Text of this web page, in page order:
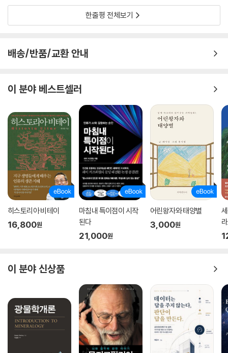
르치는 선생님으로서의 기질을 둘 다 가지고 있기 때문이다.
‘모든 사물의 이치’라는 ‘물리’의 정의에 따르듯 ‘물리학자’ 김상욱은 빈틈
질문에 함께 고민하는 사회 일원으로서, 답을 찾아가는 여정을 안내하는
- 장대익 (서울대 자유전공학부 교수, 『다윈의 식탁』 저자)
수의 이 책은 진정한 인문학 서적이라고 할 만하다.
한줄평 전체보기
배송/반품/교환 안내
이 분야 베스트셀러
히스토리아 비테이
16,800원
마침내 특이점이 시작
된다
21,000원
어린왕자와 태양별
3,000원
이 분야 신상품